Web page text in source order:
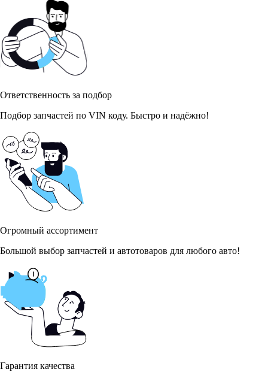
Ответственность за подбор
Подбор запчастей по VIN коду. Быстро и надёжно!
Огромный ассортимент
Большой выбор запчастей и автотоваров для любого авто!
Гарантия качества